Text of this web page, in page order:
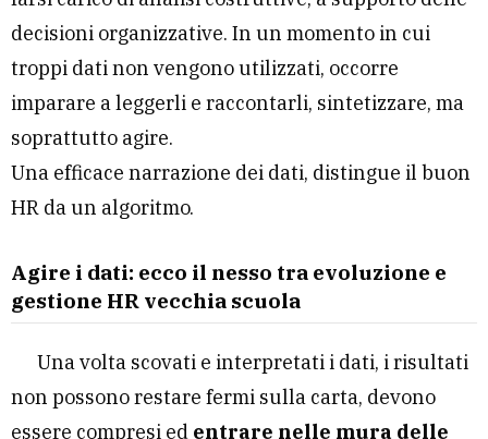
decisioni organizzative. In un momento in cui
troppi dati non vengono utilizzati, occorre
imparare a leggerli e raccontarli, sintetizzare, ma
soprattutto agire.
Una efficace narrazione dei dati, distingue il buon
HR da un algoritmo.
Agire i dati: ecco il nesso tra evoluzione e
gestione HR vecchia scuola
Una volta scovati e interpretati i dati, i risultati
non possono restare fermi sulla carta, devono
essere compresi ed entrare nelle mura delle